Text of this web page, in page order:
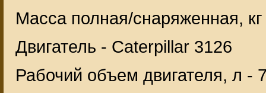
Масса полная/снаряженная,
Двигатель - Caterpillar 3126
Рабочий объем двигателя, л -